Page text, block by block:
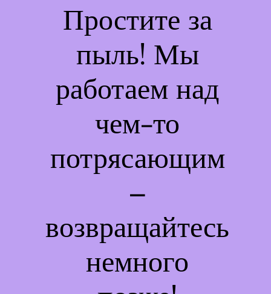
Простите за
пыль! Мы
работаем над
чем-то
потрясающим
–
возвращайтесь
немного